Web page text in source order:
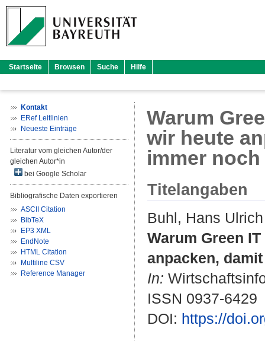
Startseite Browsen Suche Hilfe
Kontakt
ERef Leitlinien
Neueste Einträge
Literatur vom gleichen Autor/der
gleichen Autor*in
bei Google Scholar
Bibliografische Daten exportieren
ASCII Citation
BibTeX
EP3 XML
EndNote
HTML Citation
Multiline CSV
Reference Manager
Warum
wir heute
immer
Titelangaben
Buhl, Hans Ulrich
Warum Green
anpacken,
In:
ISSN 0937-6429
DOI: https://